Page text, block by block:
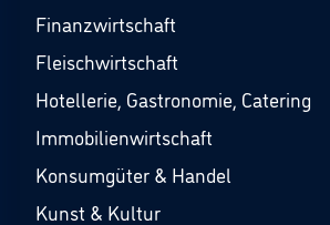
Finanzwirtschaft
Fleischwirtschaft
Hotellerie, Gastronomie, Catering
Immobilienwirtschaft
Konsumgüter & Handel
Kunst & Kultur